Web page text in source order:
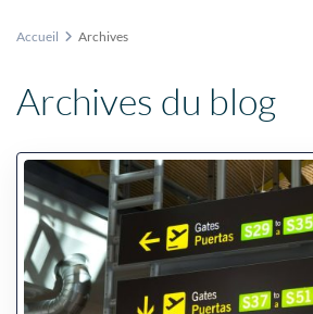
Accueil Archives
Archives du blog